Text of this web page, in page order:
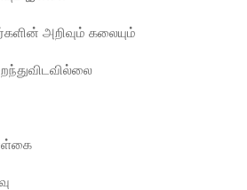
அறிவும் கலையும்